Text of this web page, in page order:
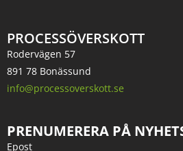
PROCESSÖVERSKOTT
Rodervägen 57
891 78 Bonässund
info@processoverskott.se
PRENUMERERA PÅ
Epost